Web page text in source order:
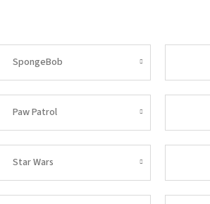
SpongeBob
Paw Patrol
Star Wars